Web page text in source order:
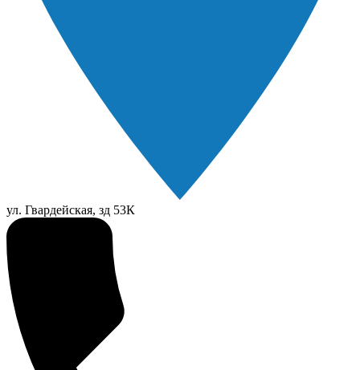
ул. Гвардейская, зд 53К